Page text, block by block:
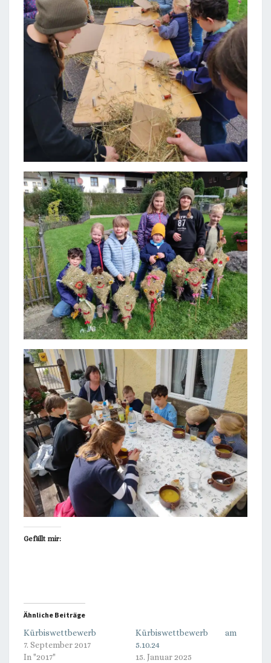
Gefällt mir:
Ähnliche Beiträge
Kürbiswettbewerb
7. September 2017
In "2017"
Kürbiswettbewerb am
5.10.24
15. Januar 2025